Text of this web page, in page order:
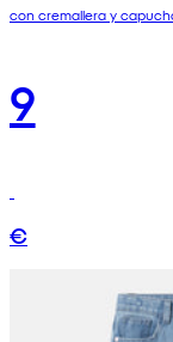
con cremallera y
9
€